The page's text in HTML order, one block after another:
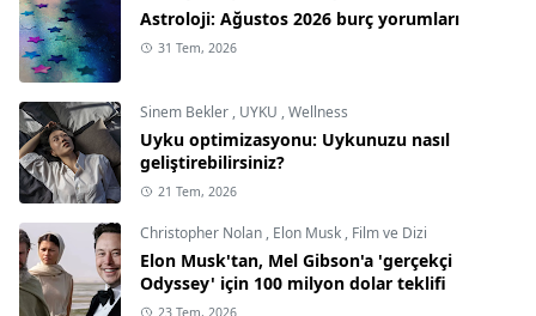
Astroloji: Ağustos 2026 burç yorumları
31 Tem, 2026
Sinem Bekler , UYKU ,Wellness
Uyku optimizasyonu: Uykunuzu nasıl
geliştirebilirsiniz?
21 Tem, 2026
Christopher Nolan , Elon Musk , Film ve Dizi
Elon Musk'tan, Mel Gibson'a 'gerçekçi
Odyssey' için 100 milyon dolar teklifi
23 Tem, 2026